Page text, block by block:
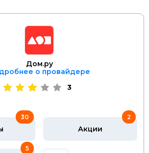
Дом.ру
о провайдере
3
30
Акции
2
5